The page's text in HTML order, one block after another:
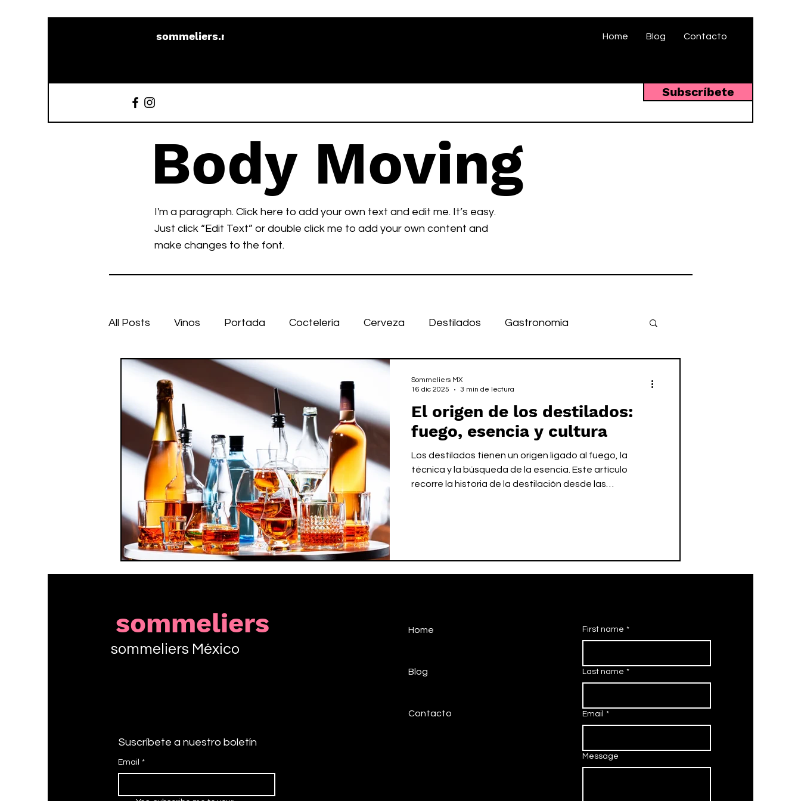
sommeliers.mx Home Blog Contacto
Subscríbete
Body Moving
I'm a paragraph. Click here to add your own text and edit me. It’s easy.
Just click “Edit Text” or double click me to add your own content and
make changes to the font.
All Posts Vinos Portada Coctelería Cerveza Destilados Gastronomía
El origen de los destilados:
fuego, esencia y cultura
Los destilados tienen un origen ligado al fuego, la
técnica y la búsqueda de la esencia. Este artículo
recorre la historia de la destilación desde las
Sommeliers MX
16 dic 2025
3 min de lectura
sommeliers
sommeliers México
Suscríbete a nuestro boletín
Email *
Home
Blog
Contacto
First name *
Last name *
Email *
Message